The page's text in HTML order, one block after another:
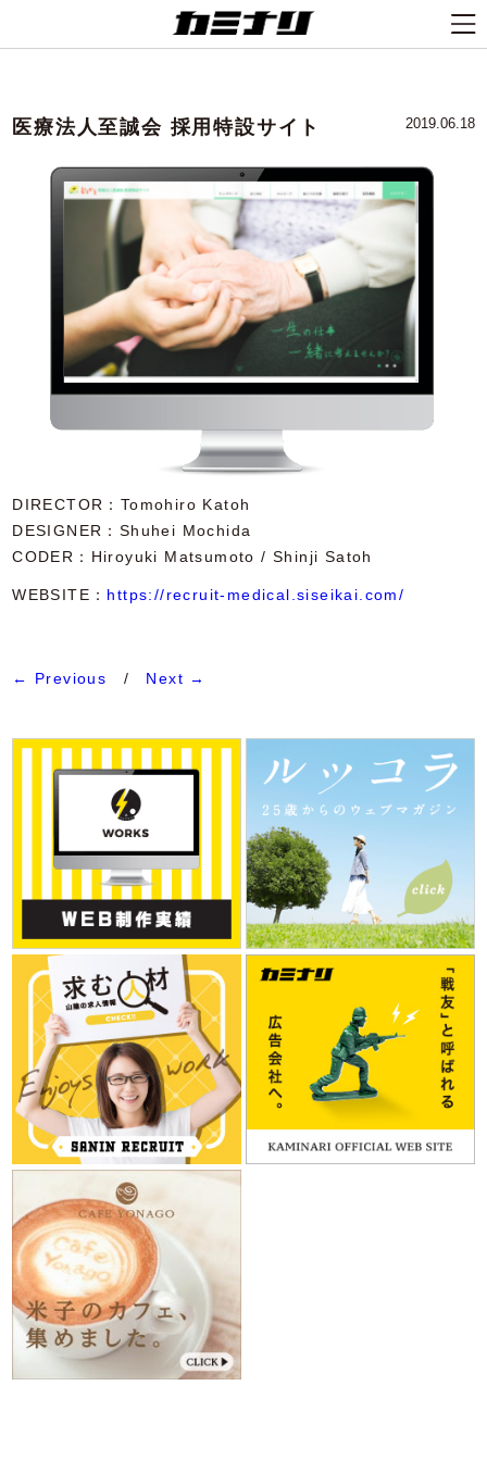
医療法人至誠会 採用特設サイト 2019.06.18
DIRECTOR
Tomohiro Katoh
DESIGNER
Shuhei Mochida
CODER
Hiroyuki Matsumoto / Shinji Satoh
WEBSITE： https://recruit-medical.siseikai.com/
← Previous / Next →